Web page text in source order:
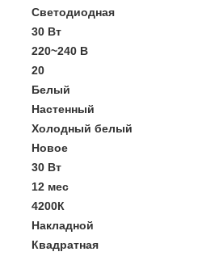
Светодиодная
30 Вт
220~240 В
20
Белый
Настенный
Холодный белый
Новое
30 Вт
12 мес
4200К
Накладной
Квадратная